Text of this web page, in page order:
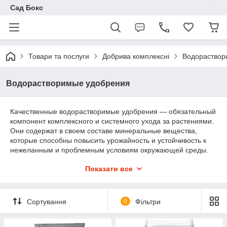
Сад Бокс
Товари та послуги Добрива комплексні
Водорастворимые удобрения
Качественные водорастворимые удобрения — обязательный
компонент комплексного и системного ухода за растениями.
Они содержат в своем составе минеральные вещества,
которые способны повысить урожайность и устойчивость к
нежеланным и проблемным условиям окружающей среды.
растениям без потерь пережить ранние заморозки и засуху.
Особенности водорастворимых
удобрений
Показати все
Сортування 0 Фільтри